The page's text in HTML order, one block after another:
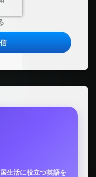
生活に役立つ英語を